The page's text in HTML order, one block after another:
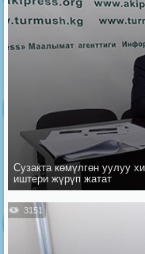
Сузакта көмүлгөн уулуу
иштери жүрүп жатат
3151